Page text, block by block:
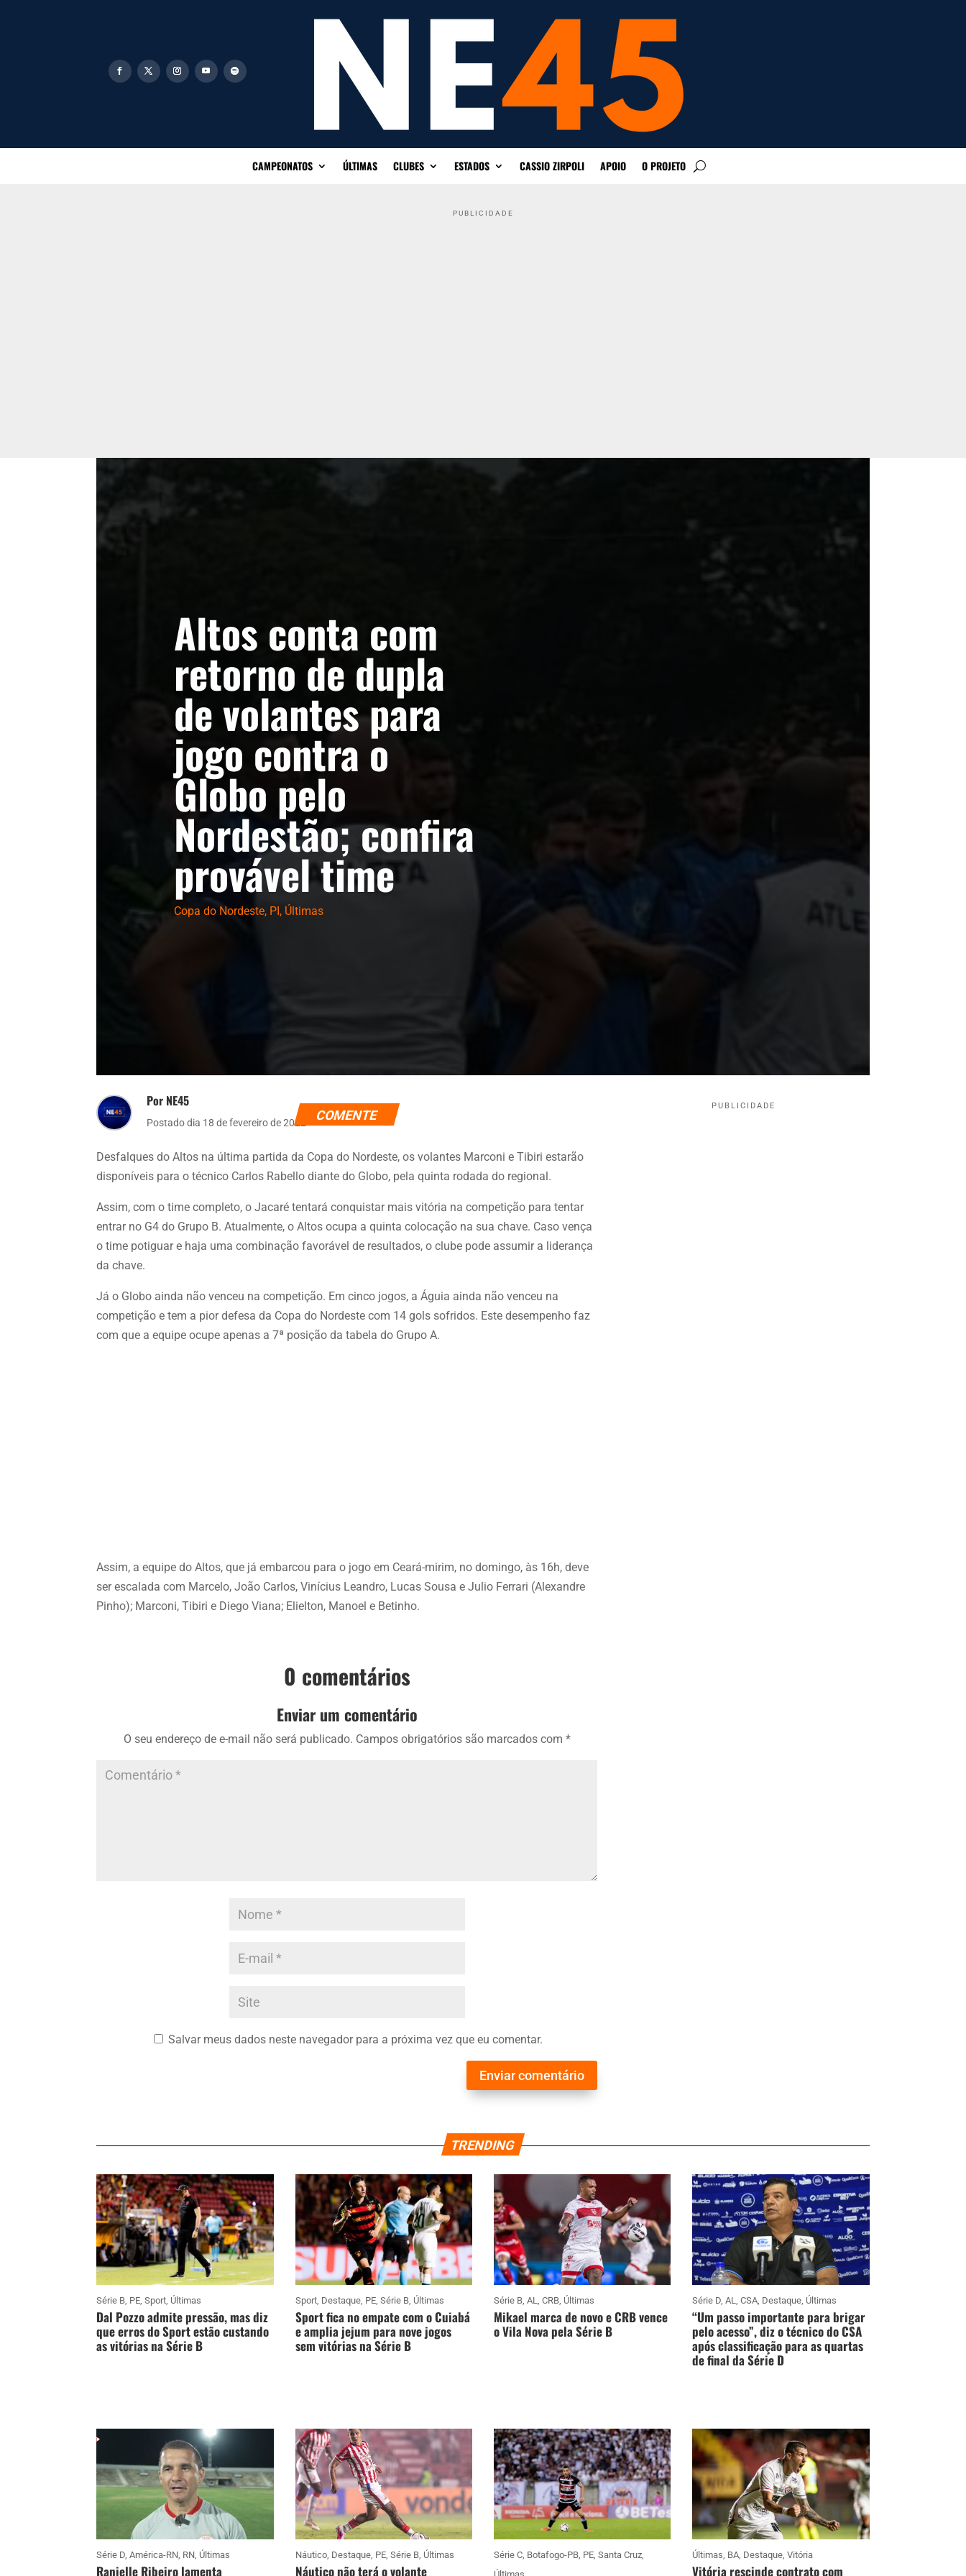
CAMPEONATOS ÚLTIMAS CLUBES ESTADOS CASSIO ZIRPOLI APOIO O PROJETO
PUBLICIDADE
Altos conta com
retorno de dupla
de volantes para
jogo contra o
Globo pelo
Nordestão; confira
provável time
Copa do Nordeste, PI, Últimas
Por NE45
Postado dia 18 de fevereiro de 2022 COMENTE
Desfalques do Altos na última partida da Copa do Nordeste, os volantes Marconi e Tibiri estarão
disponíveis para o técnico Carlos Rabello diante do Globo, pela quinta rodada do regional.
Assim, com o time completo, o Jacaré tentará conquistar mais vitória na competição para tentar
entrar no G4 do Grupo B. Atualmente, o Altos ocupa a quinta colocação na sua chave. Caso vença
o time potiguar e haja uma combinação favorável de resultados, o clube pode assumir a liderança
da chave.
Já o Globo ainda não venceu na competição. Em cinco jogos, a Águia ainda não venceu na
competição e tem a pior defesa da Copa do Nordeste com 14 gols sofridos. Este desempenho faz
com que a equipe ocupe apenas a 7ª posição da tabela do Grupo A.
Assim, a equipe do Altos, que já embarcou para o jogo em Ceará-mirim, no domingo, às 16h, deve
ser escalada com Marcelo, João Carlos, Vinícius Leandro, Lucas Sousa e Julio Ferrari (Alexandre
Pinho); Marconi, Tibiri e Diego Viana; Elielton, Manoel e Betinho.
0 comentários
Enviar um comentário
O seu endereço de e-mail não será publicado. Campos obrigatórios são marcados com *
Salvar meus dados neste navegador para a próxima vez que eu comentar.
Enviar comentário
PUBLICIDADE
TRENDING
Série B, PE,Sport, Últimas
Dal Pozzo admite pressão, mas diz
que erros do Sport estão custando
as vitórias na Série B
Sport, Destaque, PE, Série B, Últimas
Sport fica no empate com o Cuiabá
e amplia jejum para nove jogos
sem vitórias na Série B
Série B, AL, CRB, Últimas
Mikael marca de novo e CRB vence
o Vila Nova pela Série B
Série D,AL,CSA, Destaque, Últimas
“Um passo importante para brigar
pelo acesso”, diz o técnico do CSA
após classificação para as quartas
de final da Série D
Série D,América-RN, RN, Últimas
Ranielle Ribeiro lamenta
Náutico, Destaque, PE, Série B, Últimas
Náutico não terá o volante
Série C, Botafogo-PB, PE, Santa Cruz,
Últimas, BA, Destaque,Vitória
Vitória rescinde contrato com